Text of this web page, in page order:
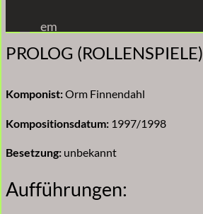
Inhalt
springen
em
PROLOG (ROLLENSPIELE)
Komponist:Orm Finnendahl
Kompositionsdatum: 1997/1998
Besetzung: unbekannt
Aufführungen: